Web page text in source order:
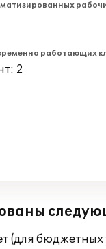
работающих
2
(для бюджетных